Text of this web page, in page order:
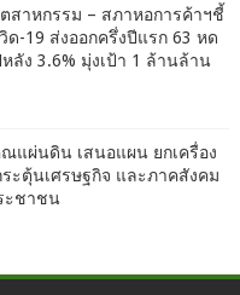
สาหกรรม – สภาหอการค้าฯชี้
ด-19 ส่งออกครึ่งปีแรก 63 หด
ลัง 3.6% มุ่งเป้า 1 ล้านล้าน
แผ่นดิน เสนอแผน ยกเครื่อง
ะตุ้นเศรษฐกิจ และภาคสังคม
ะชาชน